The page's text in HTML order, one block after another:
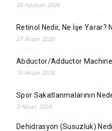
26 Haziran 2026
Retinol Nedir, Ne İşe Yarar?
27 Nisan 2026
Abductor/Adductor Machine
10 Nisan 2026
Spor Sakatlanmalarının
3 Nisan 2026
Dehidrasyon (Susuzluk)